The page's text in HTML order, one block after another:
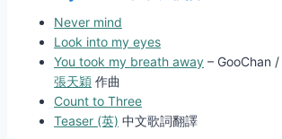
Never mind
Look into my eyes
You took my breath away – GooChan /
張天穎 作曲
Count to Three
Teaser (英) 中文歌詞翻譯